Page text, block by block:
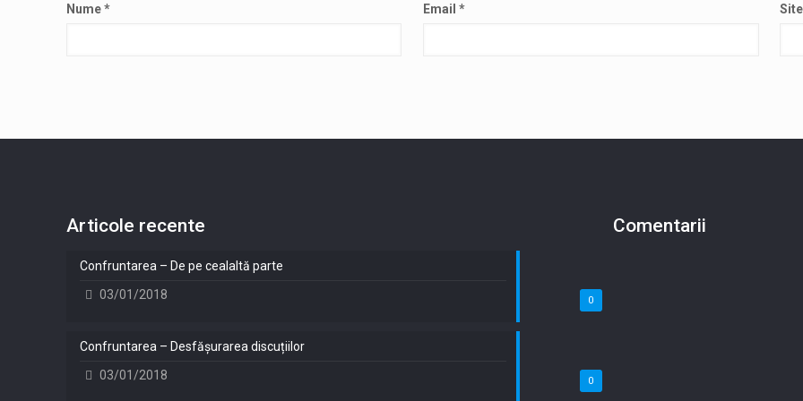
Nume* Email*
Articole recente
0
Confruntarea – De pe cealaltă parte
03/01/2018
0
Confruntarea – Desfășurarea discuțiilor
03/01/2018
Comentarii